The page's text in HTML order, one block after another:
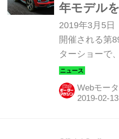
年モデル
ア！
2019年3月5日
開催される第
ターショーで
トSUV「ASX
2020年モデル
Webモー